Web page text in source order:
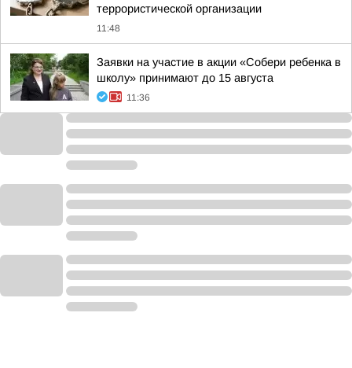
террористической организации
11:48
Заявки на участие в акции «Собери ребенка в
школу» принимают до 15 августа
11:36